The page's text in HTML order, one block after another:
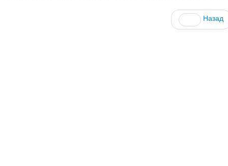
Назад